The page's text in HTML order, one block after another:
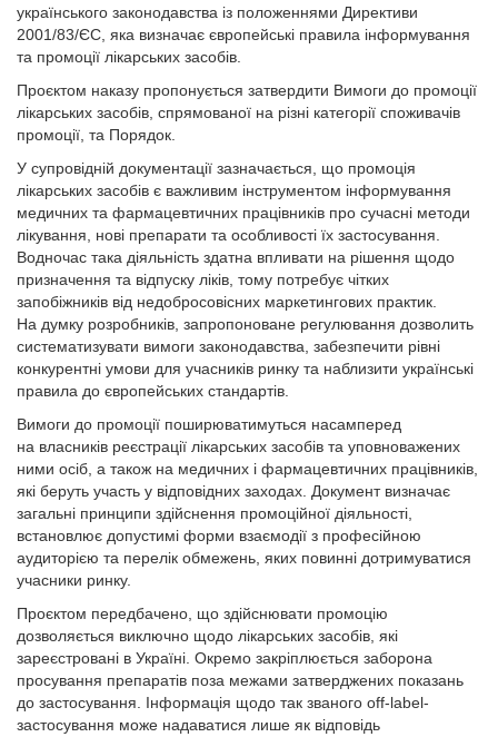
українського законодавства із положеннями Директиви
2001/83/ЄС, яка визначає європейські правила інформування
та промоції лікарських засобів.
Проєктом наказу пропонується затвердити Вимоги до промоції
лікарських засобів, спрямованої на різні категорії споживачів
промоції, та Порядок.
У супровідній документації зазначається, що промоція
лікарських засобів є важливим інструментом інформування
медичних та фармацевтичних працівників про сучасні методи
лікування, нові препарати та особливості їх застосування.
Водночас така діяльність здатна впливати на рішення щодо
призначення та відпуску ліків, тому потребує чітких
запобіжників від недобросовісних маркетингових практик.
На думку розробників, запропоноване регулювання дозволить
систематизувати вимоги законодавства, забезпечити рівні
конкурентні умови для учасників ринку та наблизити українські
правила до європейських стандартів.
Вимоги до промоції поширюватимуться насамперед
на власників реєстрації лікарських засобів та уповноважених
ними осіб, а також на медичних і фармацевтичних працівників,
які беруть участь у відповідних заходах. Документ визначає
загальні принципи здійснення промоційної діяльності,
встановлює допустимі форми взаємодії з професійною
аудиторією та перелік обмежень, яких повинні дотримуватися
учасники ринку.
Проєктом передбачено, що здійснювати промоцію
дозволяється виключно щодо лікарських засобів, які
зареєстровані в Україні. Окремо закріплюється заборона
просування препаратів поза межами затверджених показань
до застосування. Інформація щодо так званого off-label-
застосування може надаватися лише як відповідь